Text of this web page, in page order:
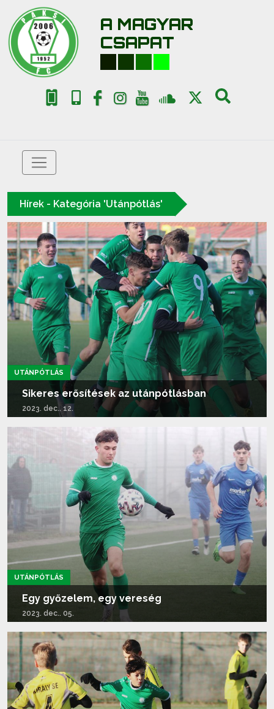
A MAGYAR
CSAPAT
Hírek - Kategória 'Utánpótlás'
UTÁNPÓTLÁS
Sikeres erősítések az utánpótlásban
2023. dec.. 12.
Tovább olvasom...
UTÁNPÓTLÁS
Egy győzelem, egy vereség
2023. dec.. 05.
Tovább olvasom...